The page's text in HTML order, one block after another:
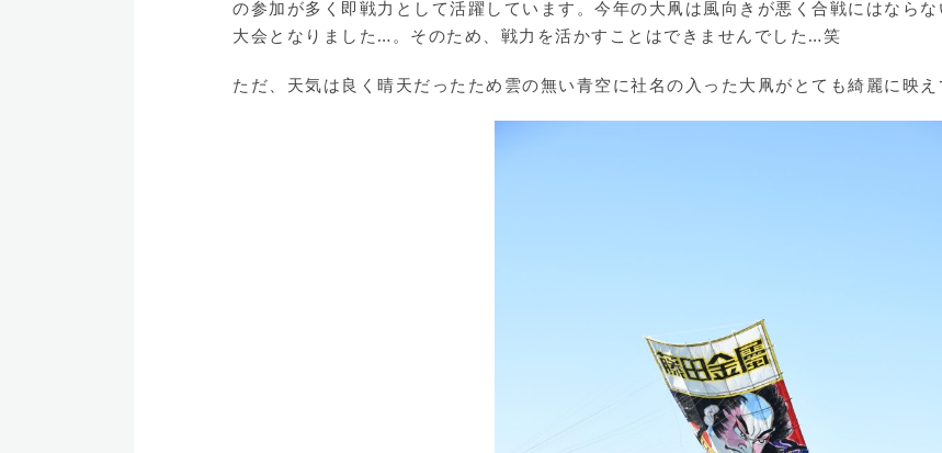
の参加が多く即戦力として活躍しています。今年の大凧は風向きが悪く合戦にはなら
大会となりました…。そのため、戦力を活かすことはできませんでした…笑
ただ、天気は良く晴天だったため雲の無い青空に社名の入った大凧がとても綺麗に映え